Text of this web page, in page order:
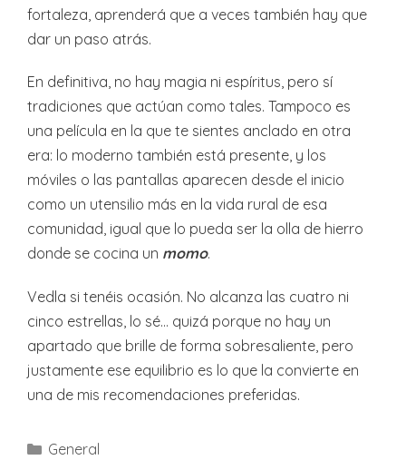
fortaleza, aprenderá que a veces también hay que
dar un paso atrás.
En definitiva, no hay magia ni espíritus, pero sí
tradiciones que actúan como tales. Tampoco es
una película en la que te sientes anclado en otra
era: lo moderno también está presente, y los
móviles o las pantallas aparecen desde el inicio
como un utensilio más en la vida rural de esa
comunidad, igual que lo pueda ser la olla de hierro
donde se cocina un momo.
Vedla si tenéis ocasión. No alcanza las cuatro ni
cinco estrellas, lo sé… quizá porque no hay un
apartado que brille de forma sobresaliente, pero
justamente ese equilibrio es lo que la convierte en
una de mis recomendaciones preferidas.
Categories
General